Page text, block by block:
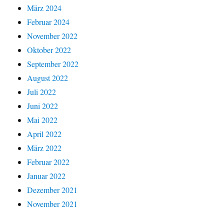
März 2024
Februar 2024
November 2022
Oktober 2022
September 2022
August 2022
Juli 2022
Juni 2022
Mai 2022
April 2022
März 2022
Februar 2022
Januar 2022
Dezember 2021
November 2021